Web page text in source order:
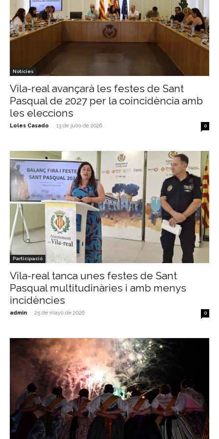
Notícies
Vila-real avançarà les festes de Sant
Pasqual de 2027 per la coincidència amb
les eleccions
Loles Casado - 13 de julio de 2026 0
Participació
Vila-real tanca unes festes de Sant
Pasqual multitudinàries i amb menys
incidències
admin - 25 de mayo de 2026 0